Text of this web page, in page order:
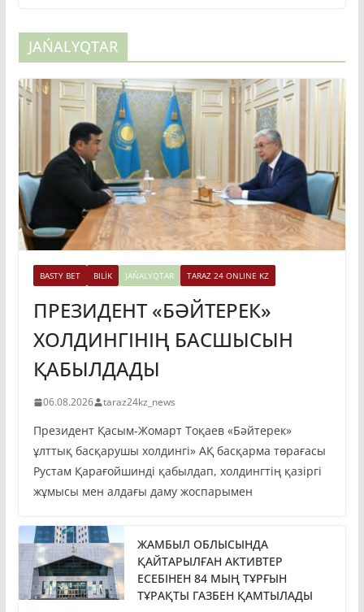
JAŃALYQTAR
BASTY BET BILİK JAŃALYQTAR TARAZ 24 ONLINE KZ
ПРЕЗИДЕНТ «БӘЙТЕРЕК»
ХОЛДИНГІНІҢ БАСШЫСЫН
ҚАБЫЛДАДЫ
06.08.2026 taraz24kz_news
Президент Қасым-Жомарт Тоқаев «Бәйтерек»
ұлттық басқарушы холдингі» АҚ басқарма төрағасы
Рустам Қарағойшинді қабылдап, холдингтің қазіргі
жұмысы мен алдағы даму жоспарымен
ЖАМБЫЛ ОБЛЫСЫНДА
ҚАЙТАРЫЛҒАН АКТИВТЕР
ЕСЕБІНЕН 84 МЫҢ ТҰРҒЫН
ТҰРАҚТЫ ГАЗБЕН ҚАМТЫЛАДЫ